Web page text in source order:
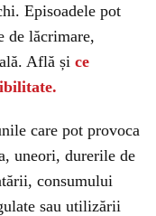
Episoadele pot
de lăcrimare,
Află și ce
care pot provoca
uneori, durerile de
consumului
sau utilizării